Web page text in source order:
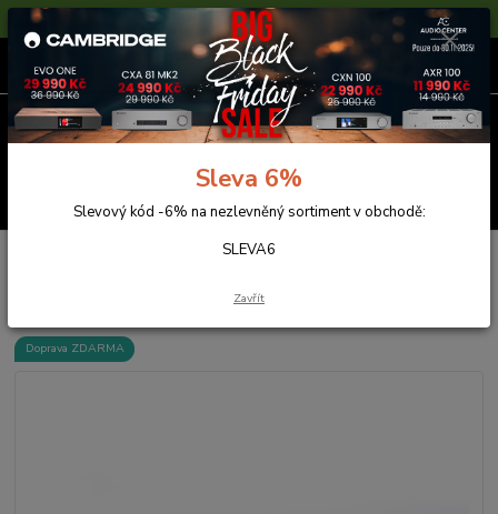
Sleva 6% na nezlevněné zboží s kódem SLEVA6
Menu
0ks
0,00 Kč
Rega Planar 2
Doprava ZDARMA
Sleva 6%
Slevový kód -6% na nezlevněný sortiment v obchodě:
SLEVA6
Zavřít